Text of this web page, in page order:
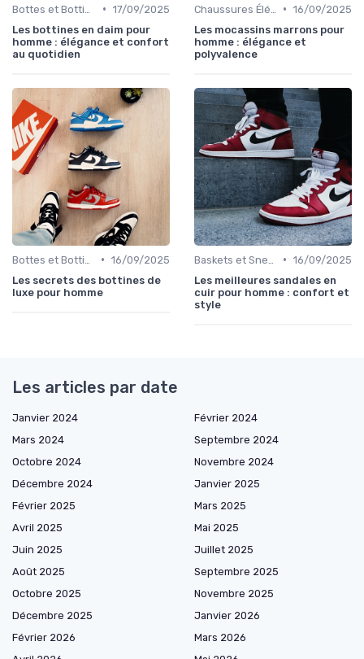
• 17/09/2025
Les bottines en daim pour
homme : élégance et confort
au quotidien
• 16/09/2025
Les mocassins marrons pour
homme : élégance et
polyvalence
• 16/09/2025
Les secrets des bottines de
luxe pour homme
• 16/09/2025
Les meilleures sandales en
cuir pour homme : confort et
style
Les articles par date
Janvier 2024
Février 2024
Mars 2024
Septembre 2024
Octobre 2024
Novembre 2024
Décembre 2024
Janvier 2025
Février 2025
Mars 2025
Avril 2025
Mai 2025
Juin 2025
Juillet 2025
Août 2025
Septembre 2025
Octobre 2025
Novembre 2025
Décembre 2025
Janvier 2026
Février 2026
Mars 2026